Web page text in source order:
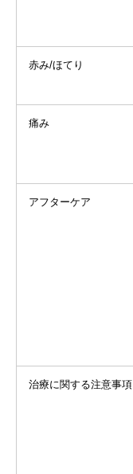
赤み/ほてり
痛み
アフターケア
治療に関する注意事項